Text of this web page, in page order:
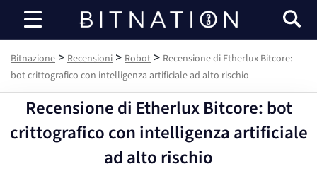
Bitnazione
Bitnazione > Recensioni > Robot > Recensione di Etherlux Bitcore:
bot crittografico con intelligenza artificiale ad alto rischio
Recensione di Etherlux Bitcore: bot
crittografico con intelligenza artificiale
ad alto rischio